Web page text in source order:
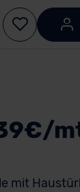
mit